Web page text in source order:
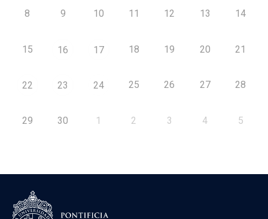
8 9 10 11 12 13 14
15 16 17 18 19 20 21
22 23 24 25 26 27 28
29 30 1 2 3 4 5